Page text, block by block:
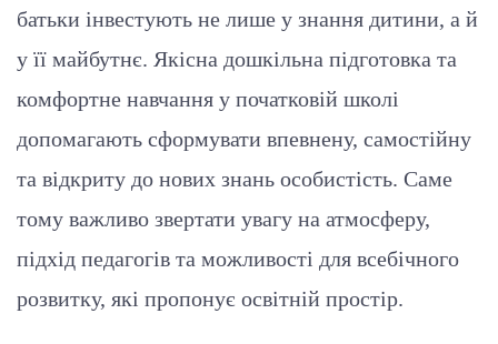
батьки інвестують не лише у знання дитини, а й
у її майбутнє. Якісна дошкільна підготовка та
комфортне навчання у початковій школі
допомагають сформувати впевнену, самостійну
та відкриту до нових знань особистість. Саме
тому важливо звертати увагу на атмосферу,
підхід педагогів та можливості для всебічного
розвитку, які пропонує освітній простір.